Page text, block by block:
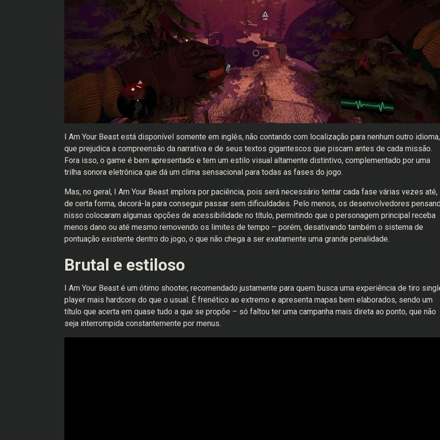
I Am Your Beast está disponível somente em inglês, não contando com localização para nenhum outro
que prejudica a compreensão da narrativa e de seus textos gigantescos que piscam antes de cada missão.
Fora isso, o game é bem apresentado e tem um estilo visual altamente distintivo, complementado por uma
trilha sonora eletrônica que dá um clima sensacional para todas as fases do jogo.
Mas, no geral, I Am Your Beast implora por paciência, pois será necessário tentar cada fase várias vezes até,
de certa forma, decorá-la para conseguir passar sem dificuldades. Pelo menos, os desenvolvedores
nisso colocaram algumas opções de acessibilidade no título, permitindo que o personagem principal receba
menos dano ou até mesmo removendo os limites de tempo – porém, desativando também o sistema de
pontuação existente dentro do jogo, o que não chega a ser exatamente uma grande penalidade.
Brutal e estiloso
I Am Your Beast é um ótimo shooter, recomendado justamente para quem busca uma experiência de tiro
player mais hardcore do que o usual. É frenético ao extremo e apresenta mapas bem elaborados, sendo um
título que acerta em quase tudo a que se propõe – só faltou ter uma campanha mais direta ao ponto, que não
seja interrompida constantemente por menus.